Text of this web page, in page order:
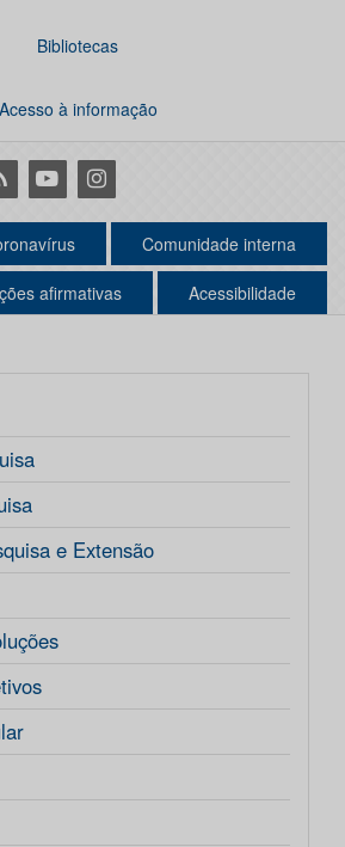
Bibliotecas
Acesso à informação
YoutubeInstagram
Comunidade interna
afirmativas Acessibilidade
e Extensão